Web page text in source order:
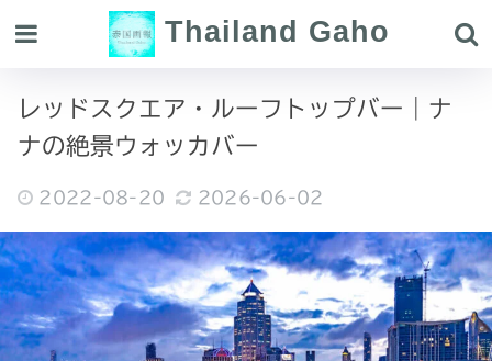
Thailand Gaho
レッドスクエア・ルーフトップバー｜ナ
ナの絶景ウォッカバー
2022-08-20 2026-06-02